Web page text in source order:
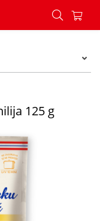
vanilija 125 g - Konzum
125 g